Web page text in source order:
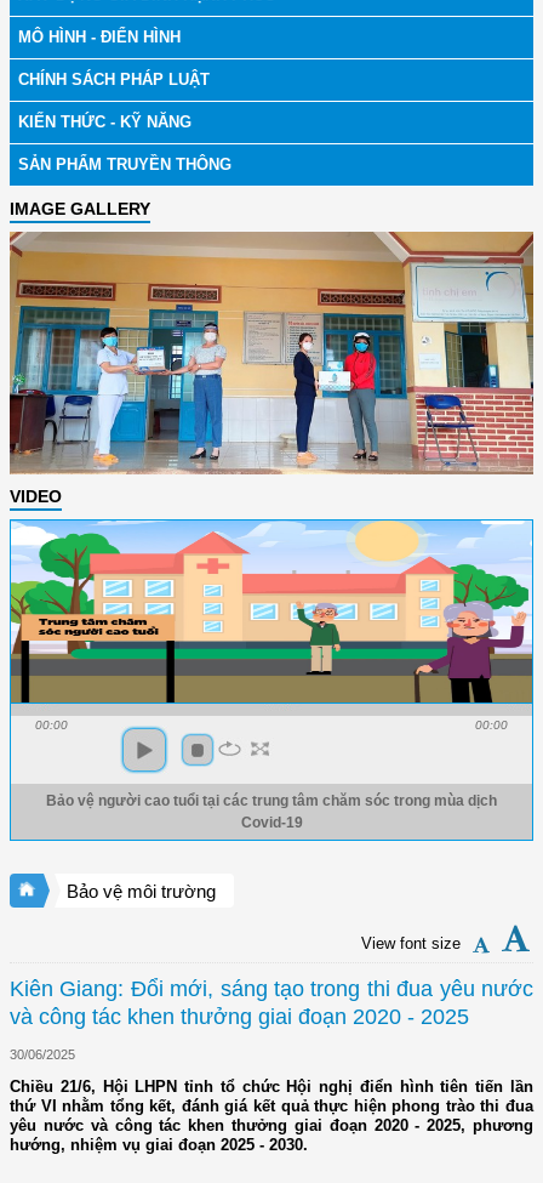
MÔ HÌNH - ĐIỂN HÌNH
CHÍNH SÁCH PHÁP LUẬT
KIẾN THỨC - KỸ NĂNG
SẢN PHẨM TRUYỀN THÔNG
IMAGE GALLERY
VIDEO
00:00 00:00
Bảo vệ người cao tuổi tại các trung tâm chăm sóc trong mùa dịch
Covid-19
Bảo vệ môi trường
View font size
Kiên Giang: Đổi mới, sáng tạo trong thi đua yêu nước
và công tác khen thưởng giai đoạn 2020 - 2025
30/06/2025
Chiều 21/6, Hội LHPN tỉnh tổ chức Hội nghị điển hình tiên tiến lần
thứ VI nhằm tổng kết, đánh giá kết quả thực hiện phong trào thi đua
yêu nước và công tác khen thưởng giai đoạn 2020 - 2025, phương
hướng, nhiệm vụ giai đoạn 2025 - 2030.